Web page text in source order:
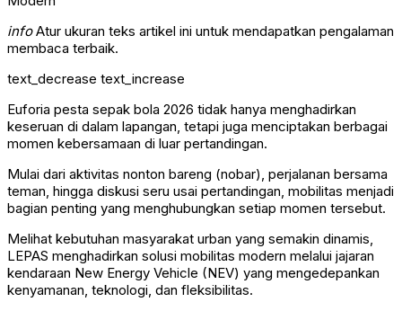
infoAtur ukuran teks artikel ini untuk mendapatkan pengalaman
membaca terbaik.
text_decrease text_increase
Euforia pesta sepak bola 2026 tidak hanya menghadirkan
keseruan di dalam lapangan, tetapi juga menciptakan berbagai
momen kebersamaan di luar pertandingan.
Mulai dari aktivitas nonton bareng (nobar), perjalanan bersama
teman, hingga diskusi seru usai pertandingan, mobilitas menjadi
bagian penting yang menghubungkan setiap momen tersebut.
Melihat kebutuhan masyarakat urban yang semakin dinamis,
LEPAS menghadirkan solusi mobilitas modern melalui jajaran
kendaraan New Energy Vehicle (NEV) yang mengedepankan
kenyamanan, teknologi, dan fleksibilitas.